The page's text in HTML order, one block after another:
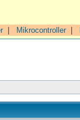
| Mikrocontroller|